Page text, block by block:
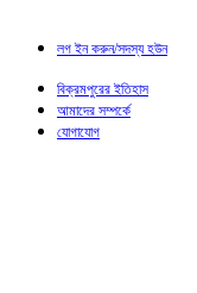
লগ ইন করুন/সদস্য হউন
বিক্রমপুরের ইতিহাস
আমাদের সম্পর্কে
যোগাযোগ